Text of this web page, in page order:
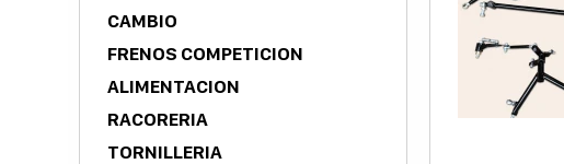
CAMBIO
FRENOS COMPETICION
ALIMENTACION
RACORERIA
TORNILLERIA